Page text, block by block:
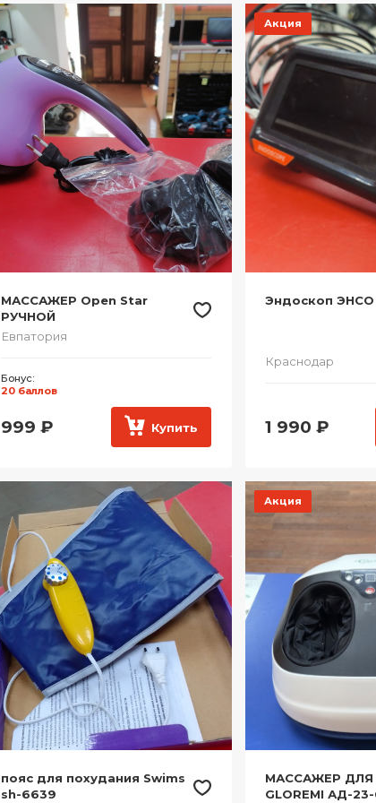
МАССАЖЕР Open Star
РУЧНОЙ
Евпатория
Бонус:
20 баллов
999 ₽ Купить
Акция
Эндоскоп ЭНСО
Краснодар
1 990 ₽
пояс для похудания Swims
sh-6639
Акция
МАССАЖЕР ДЛЯ
GLOREMI АД-